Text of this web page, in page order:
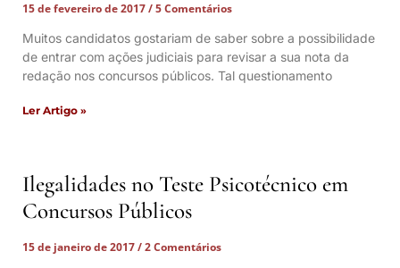
15 de fevereiro de 2017
5 Comentários
Muitos candidatos gostariam de saber sobre a possibilidade
de entrar com ações judiciais para revisar a sua nota da
redação nos concursos públicos. Tal questionamento
Ler Artigo »
Ilegalidades no Teste Psicotécnico em
Concursos Públicos
15 de janeiro de 2017
2 Comentários